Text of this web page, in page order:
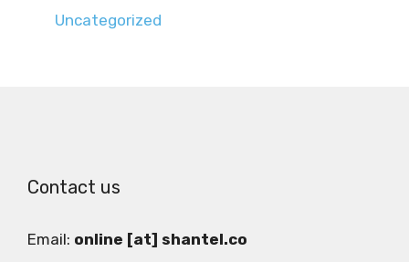
Uncategorized
Contact us
Email: online [at] shantel.co